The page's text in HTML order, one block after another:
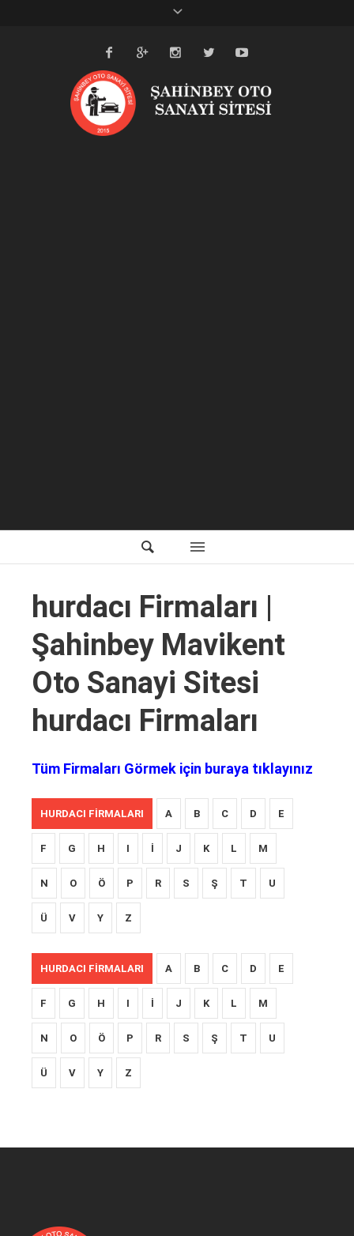
hurdacı Firmaları |
Şahinbey Mavikent
Oto Sanayi Sitesi
hurdacı Firmaları
Tüm Firmaları Görmek için buraya tıklayınız
HURDACI FIRMALARI A B C D E
F G H I İ J K L M
N O Ö P R S Ş T U
Ü V Y Z
HURDACI FIRMALARI A B C D E
F G H I İ J K L M
N O Ö P R S Ş T U
Ü V Y Z